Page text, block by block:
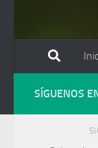
SÍGUENOS